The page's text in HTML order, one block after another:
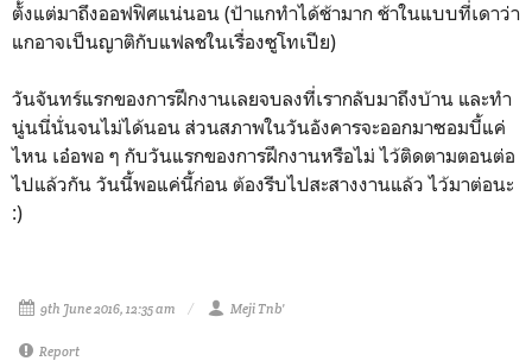
ตั้งแต่มาถึงออฟฟิศแน่นอน (ป้าแกทำได้ช้ามาก ช้าในแบบที่เดาว่า
แกอาจเป็นญาติกับแฟลชในเรื่องซูโทเปีย)
วันจันทร์แรกของการฝึกงานเลยจบลงที่เรากลับมาถึงบ้าน และทำ
นู่นนี่นั่นจนไม่ได้นอน ส่วนสภาพในวันอังคารจะออกมาซอมบี้แค่
ไหน เอ๋อพอ ๆ กับวันแรกของการฝึกงานหรือไม่ ไว้ติดตามตอนต่อ
ไปแล้วกัน วันนี้พอแค่นี้ก่อน ต้องรีบไปสะสางงานแล้ว ไว้มาต่อนะ
:)
9th June 2016, 12:35 am Meji Tnb'
Report